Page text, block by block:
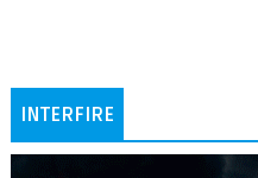
INTERFIRE